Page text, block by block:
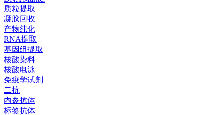
质粒提取
凝胶回收
产物纯化
RNA提取
基因组提取
核酸染料
核酸电泳
免疫学试剂
二抗
内参抗体
标签抗体